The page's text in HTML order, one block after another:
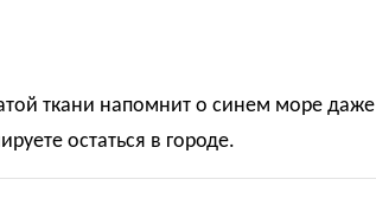
ткани напомнит о синем море даже
остаться в городе.